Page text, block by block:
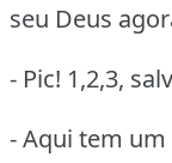
seu Deus
- Pic! 1,2,3,
- Aqui tem